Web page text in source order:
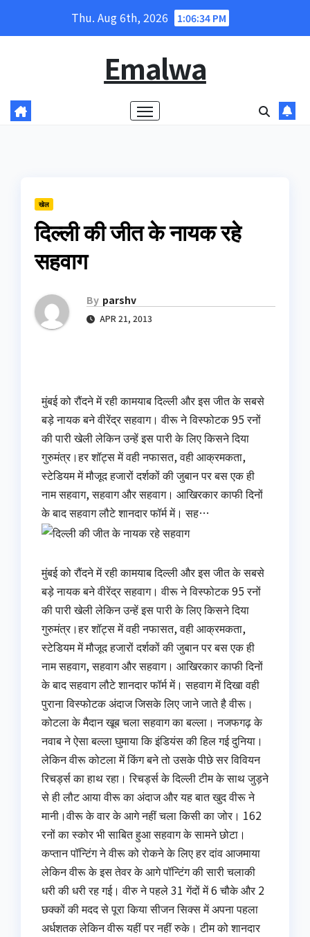
Thu. Aug 6th, 2026 1:06:35 PM
Emalwa
खेल
दिल्‍ली की जीत के नायक रहे
सहवाग
By parshv
APR 21, 2013
मुंबई को रौंदने में रही कामयाब दिल्ली और इस जीत के सबसे
बड़े नायक बने वीरेंद्र सहवाग। वीरू ने विस्फोटक 95 रनों
की पारी खेली लेकिन उन्हें इस पारी के लिए किसने दिया
गुरुमंत्र।हर शॉट्स में वही नफासत, वही आक्रमकता,
स्टेडियम में मौजूद हजारों दर्शकों की जुबान पर बस एक ही
नाम सहवाग, सहवाग और सहवाग। आखिरकार काफी दिनों
के बाद सहवाग लौटे शानदार फॉर्म में। सह…
मुंबई को रौंदने में रही कामयाब दिल्ली और इस जीत के सबसे
बड़े नायक बने वीरेंद्र सहवाग। वीरू ने विस्फोटक 95 रनों
की पारी खेली लेकिन उन्हें इस पारी के लिए किसने दिया
गुरुमंत्र।हर शॉट्स में वही नफासत, वही आक्रमकता,
स्टेडियम में मौजूद हजारों दर्शकों की जुबान पर बस एक ही
नाम सहवाग, सहवाग और सहवाग। आखिरकार काफी दिनों
के बाद सहवाग लौटे शानदार फॉर्म में। सहवाग में दिखा वही
पुराना विस्फोटक अंदाज जिसके लिए जाने जाते है वीरू।
कोटला के मैदान खूब चला सहवाग का बल्ला। नजफगढ़ के
नवाब ने ऐसा बल्ला घुमाया कि इंडियंस की हिल गई दुनिया।
लेकिन वीरू कोटला में किंग बने तो उसके पीछे सर विवियन
रिचर्ड्स का हाथ रहा। रिचर्ड्स के दिल्ली टीम के साथ जुड़ने
से ही लौट आया वीरू का अंदाज और यह बात खुद वीरू ने
मानी।वीरू के वार के आगे नहीं चला किसी का जोर। 162
रनों का स्कोर भी साबित हुआ सहवाग के सामने छोटा।
कप्तान पॉन्टिंग ने वीरू को रोकने के लिए हर दांव आजमाया
लेकिन वीरू के इस तेवर के आगे पॉन्टिंग की सारी चलाकी
धरी की धरी रह गई। वीरु ने पहले 31 गेंदों में 6 चौके और 2
छक्कों की मदद से पूरा किया सीजन सिक्स में अपना पहला
अर्धशतक लेकिन वीरू यहीं पर नहीं रुके। टीम को शानदार